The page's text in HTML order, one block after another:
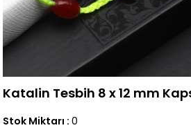
Katalin Tesbih 8 x 12 mm
Stok Miktarı : 0